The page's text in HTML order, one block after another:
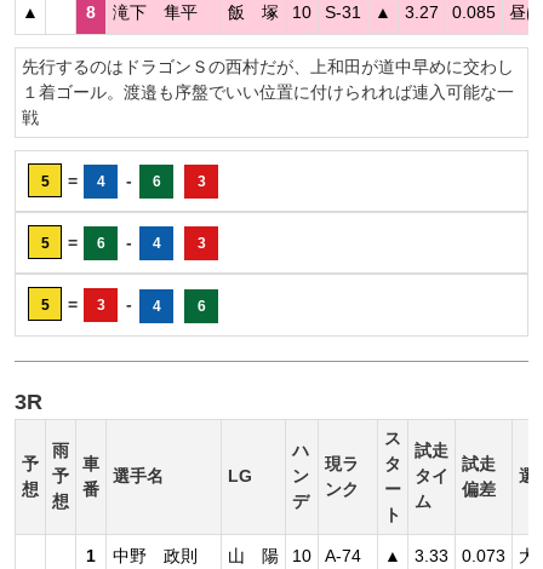
▲ 8 滝下 隼平 飯 塚 10 S-31 ▲ 3.27 0.085 昼
先行するのはドラゴンＳの西村だが、上和田が道中早めに交わし
１着ゴール。渡邉も序盤でいい位置に付けられれば連入可能な一
戦
5 = 4 - 6 3
5 = 6 - 4 3
5 = 3 - 4 6
3R
予
想
雨
予
想
車
番
選手名 LG
ハ
ン
デ
現ラ
ンク
ス
タ
ー
ト
試走
タイ
ム
試走
偏差
選
1 中野 政則 山 陽 10 A-74 ▲ 3.33 0.073 大